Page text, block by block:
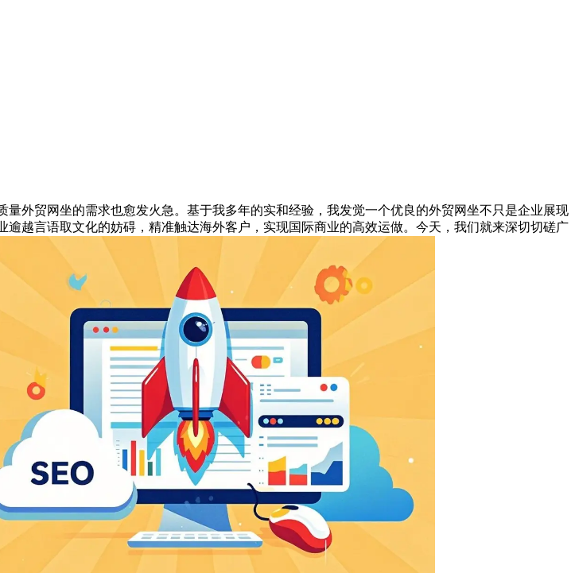
贸网坐的需求也愈发火急。基于我多年的实和经验，我发觉一个优良的外贸网坐不只是企业展现
越言语取文化的妨碍，精准触达海外客户，实现国际商业的高效运做。今天，我们就来深切切磋广